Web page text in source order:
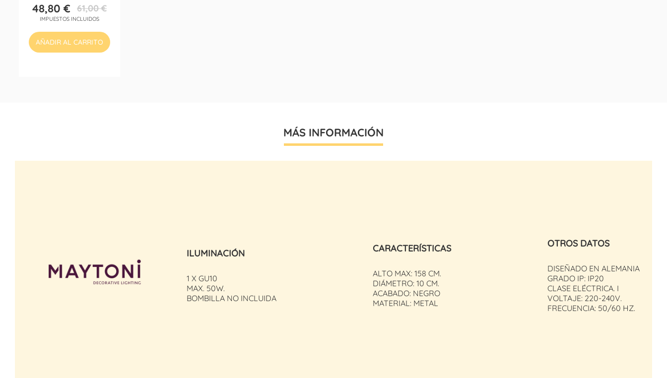
Precio
48,80 €Precio
base
61,00 €
IMPUESTOS INCLUIDOS
AÑADIR AL CARRITO
MÁS INFORMACIÓN
ILUMINACIÓN
1 X GU10
MAX. 50W.
BOMBILLA NO INCLUIDA
CARACTERÍSTICAS
ALTO MAX: 158 CM.
DIÁMETRO: 10 CM.
ACABADO: NEGRO
MATERIAL: METAL
OTROS DATOS
DISEÑADO EN ALEMANIA
GRADO IP: IP20
CLASE ELÉCTRICA. I
VOLTAJE: 220-240V.
FRECUENCIA: 50/60 HZ.